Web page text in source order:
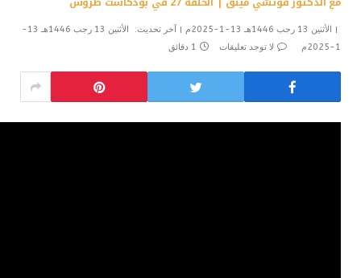
الأثنين 13 رجب 1446هـ 13-1-2025م آخر تحديث:
الأثنين 13 رجب 1446هـ 13-
1-2025م
لا توجد تعليقات 1 دقائق